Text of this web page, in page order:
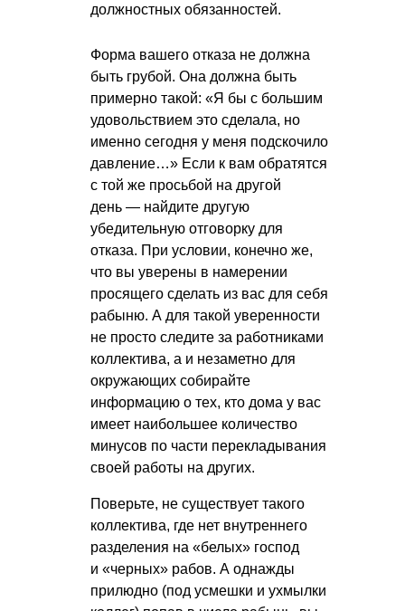
должностных обязанностей.
Форма вашего отказа не должна
быть грубой. Она должна быть
примерно такой: «Я бы с большим
удовольствием это сделала, но
именно сегодня у меня подскочило
давление…» Если к вам обратятся
с той же просьбой на другой
день — найдите другую
убедительную отговорку для
отказа. При условии, конечно же,
что вы уверены в намерении
просящего сделать из вас для себя
рабыню. А для такой уверенности
не просто следите за работниками
коллектива, а и незаметно для
окружающих собирайте
информацию о тех, кто дома у вас
имеет наибольшее количество
минусов по части перекладывания
своей работы на других.
Поверьте, не существует такого
коллектива, где нет внутреннего
разделения на «белых» господ
и «черных» рабов. А однажды
прилюдно (под усмешки и ухмылки